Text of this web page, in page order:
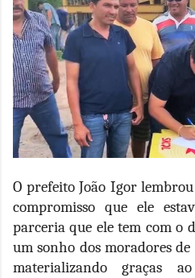
O prefeito João Igor
compromisso que ele
parceria que ele tem com o
um sonho dos moradores
materializando graças